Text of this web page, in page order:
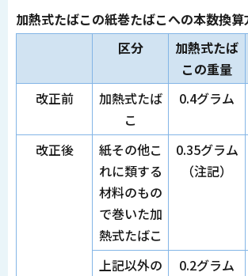
加熱式たばこの紙巻たばこへの本数換算
区分
加熱式たば
この重量
改正前
加熱式たば
こ
0.4グラム
改正後
紙その他こ
れに類する
材料のもの
で巻いた加
熱式たばこ
0.35グラム
（注記）
上記以外の
0.2グラム